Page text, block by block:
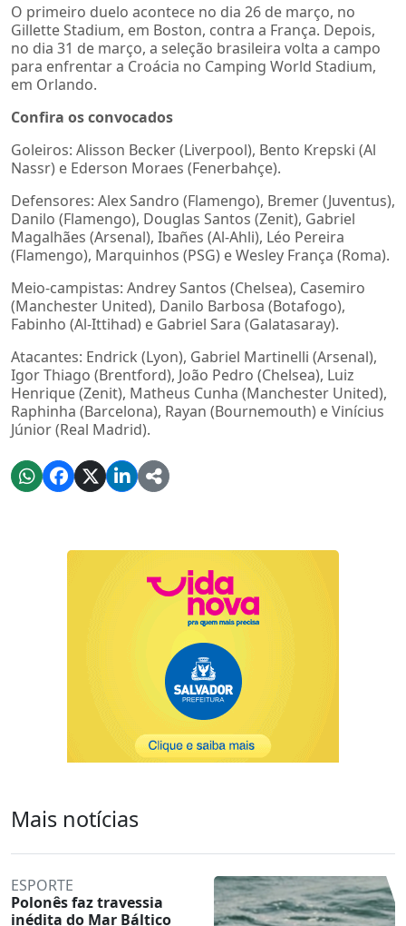
O primeiro duelo acontece no dia 26 de março, no
Gillette Stadium, em Boston, contra a França. Depois,
no dia 31 de março, a seleção brasileira volta a campo
para enfrentar a Croácia no Camping World Stadium,
em Orlando.
Confira os convocados
Goleiros: Alisson Becker (Liverpool), Bento Krepski (Al
Nassr) e Ederson Moraes (Fenerbahçe).
Defensores: Alex Sandro (Flamengo), Bremer (Juventus),
Danilo (Flamengo), Douglas Santos (Zenit), Gabriel
Magalhães (Arsenal), Ibañes (Al-Ahli), Léo Pereira
(Flamengo), Marquinhos (PSG) e Wesley França (Roma).
Meio-campistas: Andrey Santos (Chelsea), Casemiro
(Manchester United), Danilo Barbosa (Botafogo),
Fabinho (Al-Ittihad) e Gabriel Sara (Galatasaray).
Atacantes: Endrick (Lyon), Gabriel Martinelli (Arsenal),
Igor Thiago (Brentford), João Pedro (Chelsea), Luiz
Henrique (Zenit), Matheus Cunha (Manchester United),
Raphinha (Barcelona), Rayan (Bournemouth) e Vinícius
Júnior (Real Madrid).
Mais notícias
ESPORTE
Polonês faz travessia
inédita do Mar Báltico